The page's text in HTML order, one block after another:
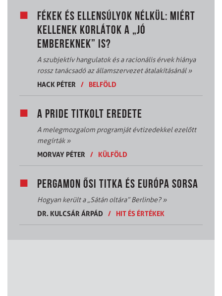
FÉKEK ÉS ELLENSÚLYOK NÉLKÜL: MIÉRT
KELLENEK KORLÁTOK A „JÓ
EMBEREKNEK” IS?
A szubjektív hangulatok és a racionális érvek hiánya
rossz tanácsadó az államszervezet átalakításánál»
HACK PÉTER
/ BELFÖLD
A PRIDE TITKOLT EREDETE
A melegmozgalom programját évtizedekkel ezelőtt
megírták»
MORVAY PÉTER
/ KÜLFÖLD
PERGAMON ŐSI TITKA ÉS EURÓPA SORSA
Hogyan került a „Sátán oltára” Berlinbe?»
DR. KULCSÁR ÁRPÁD
/ HIT ÉS ÉRTÉKEK